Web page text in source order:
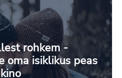
rohkem -
oma isiklikus peas
kino